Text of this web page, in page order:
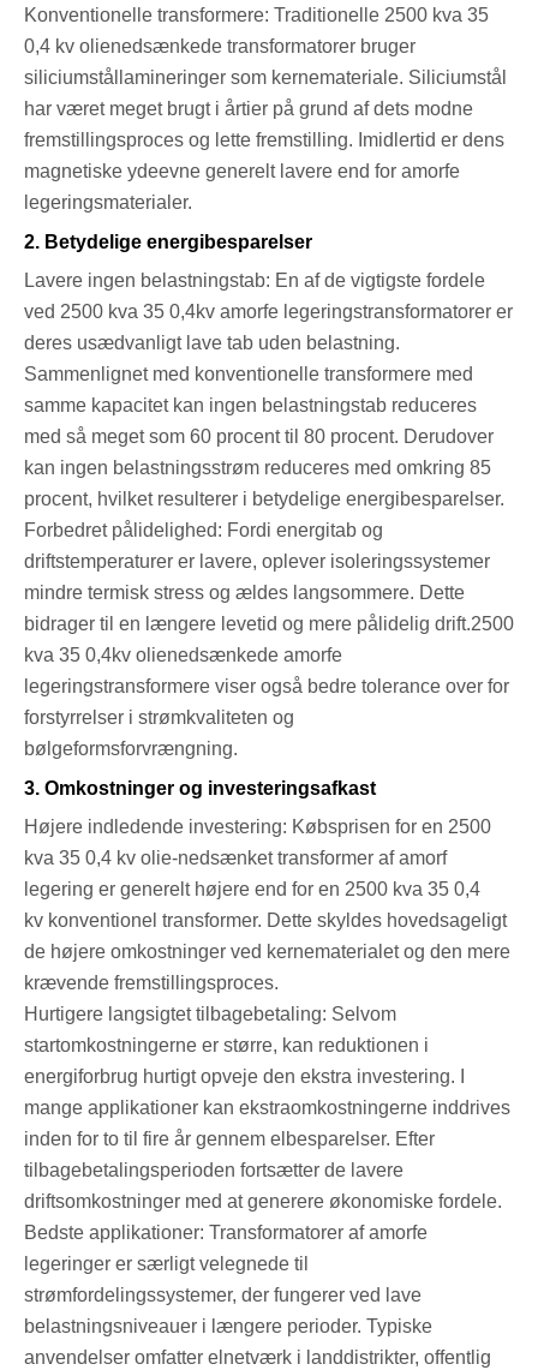
Konventionelle transformere: Traditionelle 2500 kva 35
0,4 kv olienedsænkede transformatorer bruger
siliciumstållamineringer som kernemateriale. Siliciumstål
har været meget brugt i årtier på grund af dets modne
fremstillingsproces og lette fremstilling. Imidlertid er dens
magnetiske ydeevne generelt lavere end for amorfe
legeringsmaterialer.
2. Betydelige energibesparelser
Lavere ingen belastningstab: En af de vigtigste fordele
ved 2500 kva 35 0,4kv amorfe legeringstransformatorer er
deres usædvanligt lave tab uden belastning.
Sammenlignet med konventionelle transformere med
samme kapacitet kan ingen belastningstab reduceres
med så meget som 60 procent til 80 procent. Derudover
kan ingen belastningsstrøm reduceres med omkring 85
procent, hvilket resulterer i betydelige energibesparelser.
Forbedret pålidelighed: Fordi energitab og
driftstemperaturer er lavere, oplever isoleringssystemer
mindre termisk stress og ældes langsommere. Dette
bidrager til en længere levetid og mere pålidelig drift.2500
kva 35 0,4kv olienedsænkede amorfe
legeringstransformere viser også bedre tolerance over for
forstyrrelser i strømkvaliteten og
bølgeformsforvrængning.
3. Omkostninger og investeringsafkast
Højere indledende investering: Købsprisen for en 2500
kva 35 0,4 kv olie-nedsænket transformer af amorf
legering er generelt højere end for en 2500 kva 35 0,4
kv konventionel transformer. Dette skyldes hovedsageligt
de højere omkostninger ved kernematerialet og den mere
krævende fremstillingsproces.
Hurtigere langsigtet tilbagebetaling: Selvom
startomkostningerne er større, kan reduktionen i
energiforbrug hurtigt opveje den ekstra investering. I
mange applikationer kan ekstraomkostningerne inddrives
inden for to til fire år gennem elbesparelser. Efter
tilbagebetalingsperioden fortsætter de lavere
driftsomkostninger med at generere økonomiske fordele.
Bedste applikationer: Transformatorer af amorfe
legeringer er særligt velegnede til
strømfordelingssystemer, der fungerer ved lave
belastningsniveauer i længere perioder. Typiske
anvendelser omfatter elnetværk i landdistrikter, offentlig